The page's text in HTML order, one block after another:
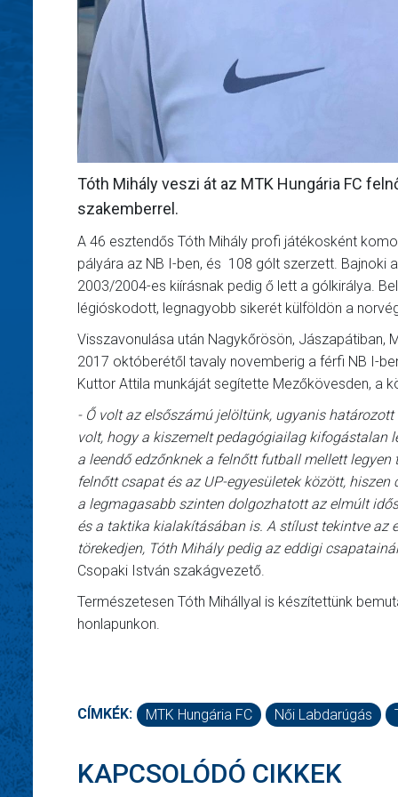
Tóth Mihály veszi át az MTK Hungária FC
szakemberrel.
A 46 esztendős Tóth Mihály profi játékosként
pályára az NB I-ben, és 108 gólt szerzett. Bajnoki
2003/2004-es kiírásnak pedig ő lett a gólkirálya.
légióskodott, legnagyobb sikerét külföldön a
Visszavonulása után Nagykőrösön, Jászapátiban,
2017 októberétől tavaly novemberig a férfi NB I-
Kuttor Attila munkáját segítette Mezőkövesden, a
- Ő volt az elsőszámú jelöltünk, ugyanis
volt, hogy a kiszemelt pedagógiailag kifogástalan
a leendő edzőnknek a felnőtt futball mellett
felnőtt csapat és az UP-egyesületek között,
a legmagasabb szinten dolgozhatott az elmúlt
és a taktika kialakításában is. A stílust tekintve az
törekedjen, Tóth Mihály pedig az eddigi
Csopaki István szakágvezető.
Természetesen Tóth Mihállyal is készítettünk
honlapunkon.
CÍMKÉK: MTK Hungária FC Női Labdarúgás
KAPCSOLÓDÓ CIKKEK